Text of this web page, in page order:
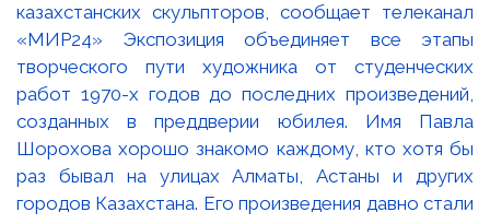
казахстанских скульпторов, сообщает телеканал
«МИР24» Экспозиция объединяет все этапы
творческого пути художника от студенческих
работ 1970-х годов до последних произведений,
созданных в преддверии юбилея. Имя Павла
Шорохова хорошо знакомо каждому, кто хотя бы
раз бывал на улицах Алматы, Астаны и других
городов Казахстана. Его произведения давно стали